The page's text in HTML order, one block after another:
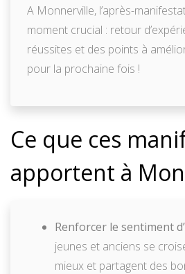
A Monnerville, l’après-
moment crucial : retour
réussites et des points à
pour la prochaine fois !
Ce que ces
apportent à
Renforcer le sentiment
jeunes et anciens se
mieux et partagent des